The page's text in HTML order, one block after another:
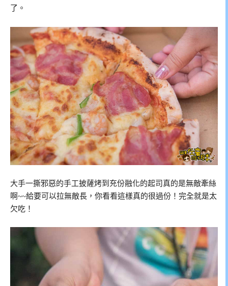
了。
大手一撕邪惡的手工披薩烤到充份融化的起司真的是無敵牽絲
啊~~給要可以拉無敵長，你看看這樣真的很過份！完全就是太
欠吃！